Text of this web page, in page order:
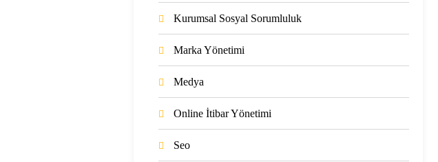
Kurumsal Sosyal Sorumluluk
Marka Yönetimi
Medya
Online İtibar Yönetimi
Seo